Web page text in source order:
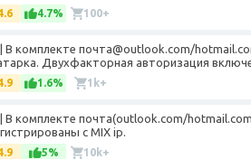
4.7% 100+
В комплекте почта@outlook.com/
Двухфакторная авторизация
1.6% 1k+
В комплекте почта(outlook.com/
с MIX ip.
5% 10k+